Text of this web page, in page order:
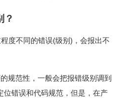
？
度不同的错误(级别)，会报出不
规范性，一般会把报错级别调到
位错误和代码规范，但是，在产